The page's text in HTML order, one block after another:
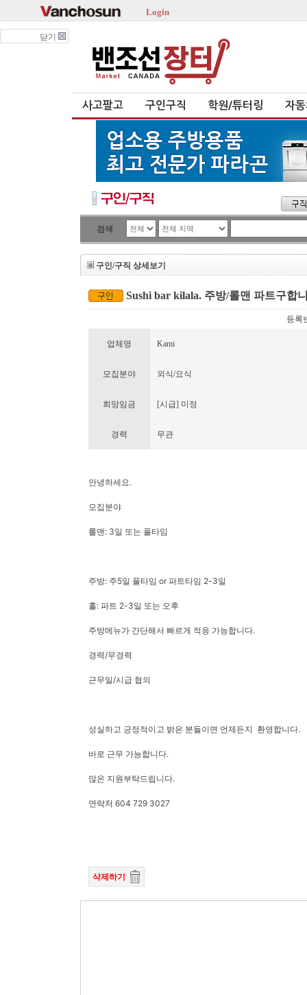
Login
닫기
사고팔고 구인구직 학원/튜터링 자
검색
구인/구직 상세보기
Sushi bar kilala. 주방/롤맨 파트구합
등록
업체명 Kami
모집분야 외식/요식
희망임금 [시급] 미정
경력 무관
안녕하세요.
모집분야
롤맨: 3일 또는 풀타임
주방: 주5일 풀타임 or 파트타임 2-3일
홀: 파트 2-3일 또는 오후
주방메뉴가 간단해서 빠르게 적응 가능합니다.
경력/무경력
근무일/시급 협의
성실하고 긍정적이고 밝은 분들이면 언제든지 환영합니다.
바로 근무 가능합니다.
많은 지원부탁드립니다.
연락처 604 729 3027
삭제하기